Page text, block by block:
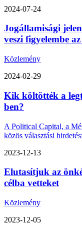
2024-07-24
Jogállamisági
veszi figyelembe
Közlemény
2024-02-29
Kik költötték a
ben?
A Political Capital, a
közös választási
2023-12-13
Elutasítjuk az
célba vetteket
Közlemény
2023-12-05